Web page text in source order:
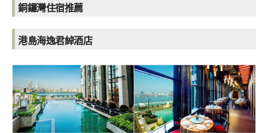
銅鑼灣住宿推薦
港島海逸君綽酒店